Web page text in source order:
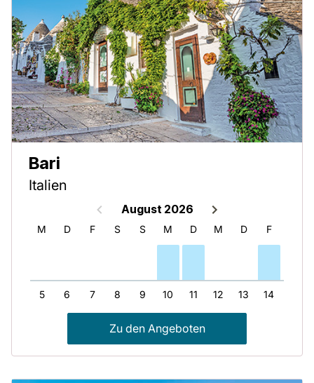
Bari
Italien
August 2026
M
5
D
6
F
7
S
8
S
9
M
10
D
11
M
12
D
13
F
14
Zu den Angeboten